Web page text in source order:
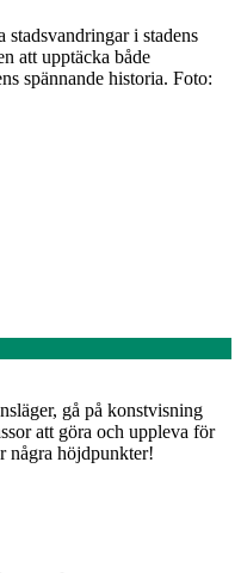
stadsvandringar i stadens
att upptäcka både
spännande historia. Foto:
gå på konstvisning
att göra och uppleva för
några höjdpunkter!